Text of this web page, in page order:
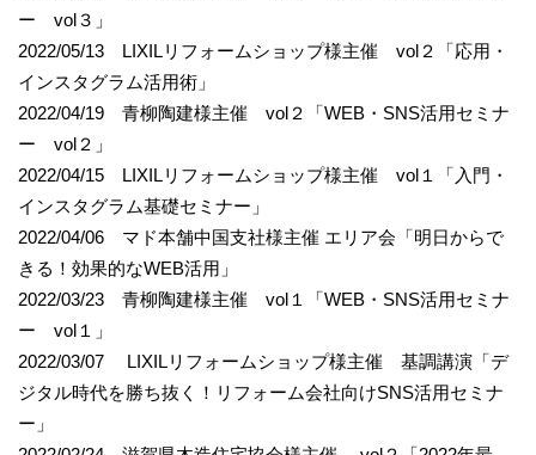
ー vol３」
2022/05/13 LIXILリフォームショップ様主催 vol２「応用・
インスタグラム活用術」
2022/04/19 青柳陶建様主催 vol２「WEB・SNS活用セミナ
ー vol２」
2022/04/15 LIXILリフォームショップ様主催 vol１「入門・
インスタグラム基礎セミナー」
2022/04/06 マド本舗中国支社様主催 エリア会「明日からで
きる！効果的なWEB活用」
2022/03/23 青柳陶建様主催 vol１「WEB・SNS活用セミナ
ー vol１」
2022/03/07 LIXILリフォームショップ様主催 基調講演「デ
ジタル時代を勝ち抜く！リフォーム会社向けSNS活用セミナ
ー」